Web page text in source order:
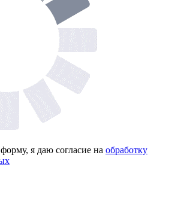
я даю согласие на обработку